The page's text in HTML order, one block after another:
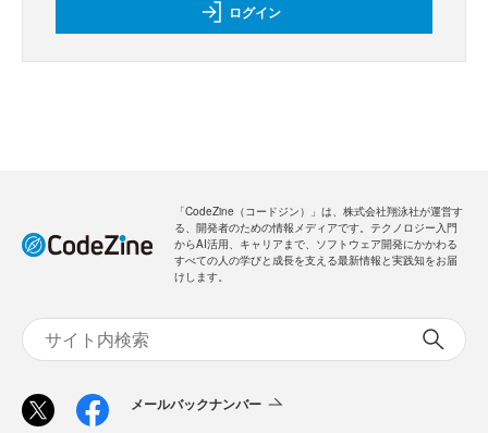
ログイン
「CodeZine（コードジン）」は、株式会社翔泳社が運営す
る、開発者のための情報メディアです。テクノロジー入門
からAI活用、キャリアまで、ソフトウェア開発にかかわる
すべての人の学びと成長を支える最新情報と実践知をお届
けします。
メールバックナンバー